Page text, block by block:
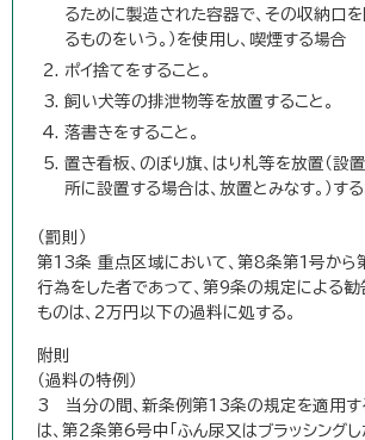
るために製造された容器で、その収納口
るものをいう。）を使用し、喫煙する場合
ポイ捨てをすること。
飼い犬等の排泄物等を放置すること。
落書きをすること。
置き看板、のぼり旗、はり札等を放置（設
所に設置する場合は、放置とみなす。）する
（罰則）
第13条 重点区域において、第8条第1号から
行為をした者であって、第9条の規定による勧
ものは、2万円以下の過料に処する。
附則
（過料の特例）
3 当分の間、新条例第13条の規定を適用す
は、第2条第6号中「ふん尿又はブラッシングし